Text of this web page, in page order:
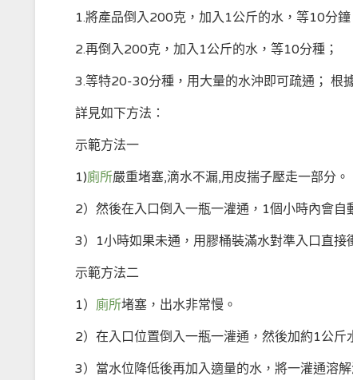
1.將產品倒入200克，加入1公斤的水，等10分鐘
2.再倒入200克，加入1公斤的水，等10分種；
3.等特20-30分種，用大量的水沖即可疏通； 根
詳見如下方法：
示範方法一
1)廁所嚴重堵塞,滴水不漏,用皮揣子壓走一部分。
2）然後在入口倒入一瓶一灌通，1個小時內會自
3）1小時如果未通，用膠桶裝滿水對準入口直接
示範方法二
1） 廁所堵塞，出水非常慢。
2）在入口位置倒入一瓶一灌通，然後加約1公
3）當水位降低後再加入適量的水，將一灌通溶